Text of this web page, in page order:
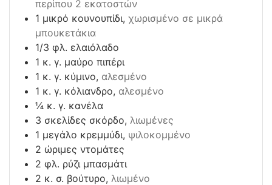
περίπου 2 εκατοστών
1 μικρό κουνουπίδι, χωρισμένο σε μικρά
μπουκετάκια
1/3 φλ. ελαιόλαδο
1 κ. γ. μαύρο πιπέρι
1 κ. γ. κύμινο, αλεσμένο
1 κ. γ. κόλιανδρο, αλεσμένο
¼ κ. γ. κανέλα
3 σκελίδες σκόρδο, λιωμένες
1 μεγάλο κρεμμύδι, ψιλοκομμένο
2 ώριμες ντομάτες
2 φλ. ρύζι μπασμάτι
2 κ. σ. βούτυρο, λιωμένο